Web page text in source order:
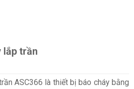
lắp trần
ASC366 là thiết bị báo cháy bằng